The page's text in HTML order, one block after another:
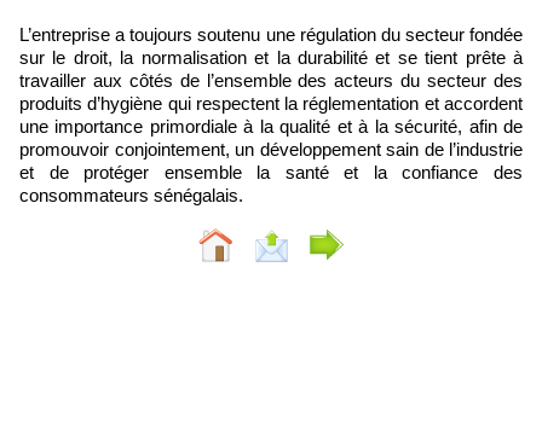
L’entreprise a toujours soutenu une régulation du secteur fondée
sur le droit, la normalisation et la durabilité et se tient prête à
travailler aux côtés de l’ensemble des acteurs du secteur des
produits d’hygiène qui respectent la réglementation et accordent
une importance primordiale à la qualité et à la sécurité, afin de
promouvoir conjointement, un développement sain de l’industrie
et de protéger ensemble la santé et la confiance des
consommateurs sénégalais.